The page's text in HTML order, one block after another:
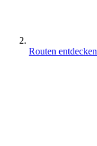
Routen entdecken